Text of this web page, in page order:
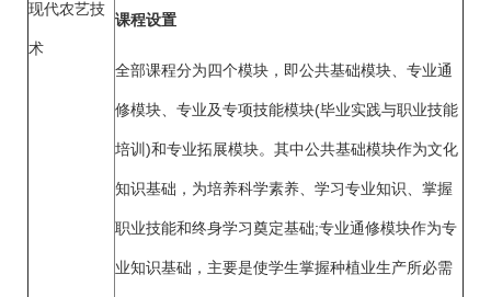
现代农艺技
术
课程设置
全部课程分为四个模块，即公共基础模块、专业通
修模块、专业及专项技能模块(毕业实践与职业技能
培训)和专业拓展模块。其中公共基础模块作为文化
知识基础，为培养科学素养、学习专业知识、掌握
职业技能和终身学习奠定基础;专业通修模块作为专
业知识基础，主要是使学生掌握种植业生产所必需